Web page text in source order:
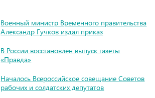
Военный министр Временного правительства
Александр Гучков издал приказ
В России восстановлен выпуск газеты
«Правда»
Началось Всероссийское совещание Советов
рабочих и солдатских депутатов